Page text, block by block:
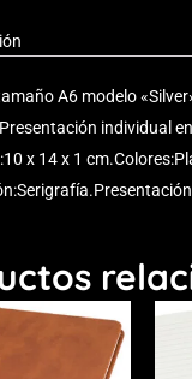
A6 modelo
individual
x 14 x 1